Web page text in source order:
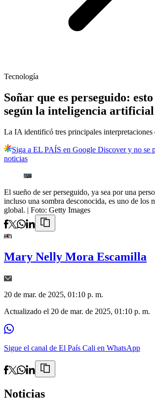
Tecnología
Soñar que es perseguido:
según la inteligencia artificial
La IA identificó tres principales interpretaciones
Siga a EL PAÍS en Google Discover y no se
noticias
El sueño de ser perseguido, ya sea por una
incluso una sombra desconocida, es uno de los
global. | Foto: Getty Images
Mary Nelly Mora Escamilla
20 de mar. de 2025, 01:10 p. m.
Actualizado el 20 de mar. de 2025, 01:10 p. m.
Sigue el canal de El País Cali en WhatsApp
Noticias